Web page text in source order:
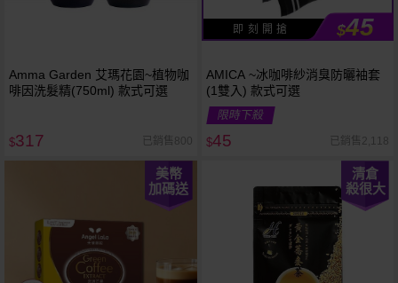
Amma Garden 艾瑪花園~植物咖
啡因洗髮精(750ml) 款式可選
$317 已銷售800
即 刻 開 搶 $45
AMICA ~冰咖啡紗消臭防曬袖套
(1雙入) 款式可選
限時下殺
$45 已銷售2,118
美幣
加碼送
清倉
殺很大